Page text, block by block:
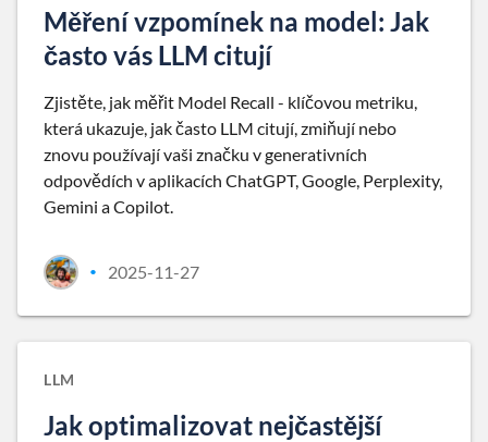
Měření vzpomínek na model: Jak
často vás LLM citují
Zjistěte, jak měřit Model Recall - klíčovou metriku,
která ukazuje, jak často LLM citují, zmiňují nebo
znovu používají vaši značku v generativních
odpovědích v aplikacích ChatGPT, Google, Perplexity,
Gemini a Copilot.
• 2025-11-27
LLM
Jak optimalizovat nejčastější